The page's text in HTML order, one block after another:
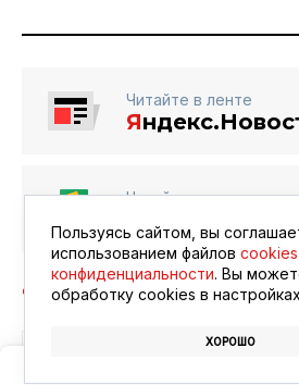
Читайте в ленте
Я
Читайте в ленте
АФИША
Пользуясь сайтом, вы
использованием файлов cookies
конфиденциальности. Вы
обработку сookies в
ХОРОШО